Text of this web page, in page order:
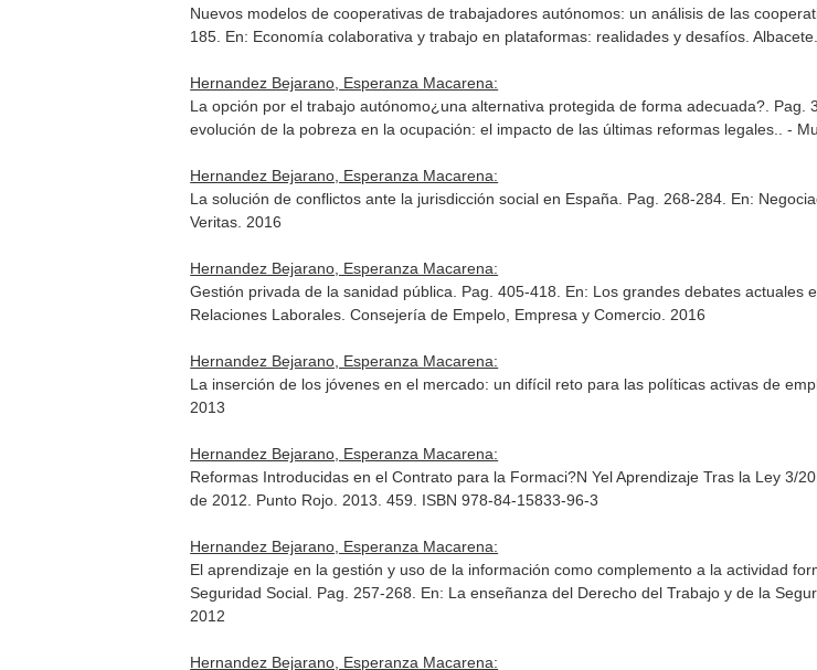
Nuevos modelos de cooperativas de trabajadores autónomos: un análisis de las
185. En: Economía colaborativa y trabajo en plataformas: realidades y desafíos .
Hernandez Bejarano, Esperanza Macarena:
La opción por el trabajo autónomo¿una alternativa protegida de forma adecuada?. Pag.
evolución de la pobreza en la ocupación: el impacto de las últimas reformas legales.
. -
Hernandez Bejarano, Esperanza Macarena:
La solución de conflictos ante la jurisdicción social en España. Pag. 268-284. En:
Veritas. 2016
Hernandez Bejarano, Esperanza Macarena:
Gestión privada de la sanidad pública. Pag. 405-418. En: Los grandes debates actuales
Relaciones Laborales. Consejería de Empelo, Empresa y Comercio. 2016
Hernandez Bejarano, Esperanza Macarena:
La inserción de los jóvenes en el mercado: un difícil reto para las políticas activas de
2013
Hernandez Bejarano, Esperanza Macarena:
Reformas Introducidas en el Contrato para la Formaci?N Yel Aprendizaje Tras la Ley 3/
de 2012 . Punto Rojo. 2013. 459. ISBN 978-84-15833-96-3
Hernandez Bejarano, Esperanza Macarena:
El aprendizaje en la gestión y uso de la información como complemento a la actividad
Seguridad Social. Pag. 257-268. En: La enseñanza del Derecho del Trabajo y de la
2012
Hernandez Bejarano, Esperanza Macarena: